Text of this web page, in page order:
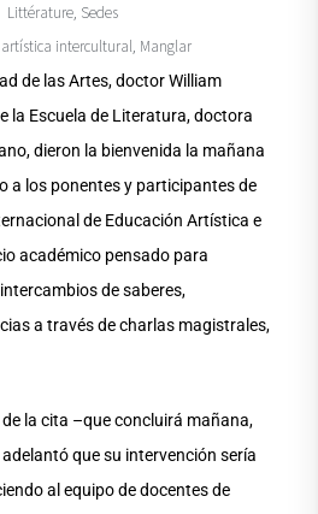
Littérature, Sedes
intercultural, Manglar
de las Artes, doctor William
la Escuela de Literatura, doctora
dieron la bienvenida la mañana
a los ponentes y participantes de
de Educación Artística e
académico pensado para
de saberes,
a través de charlas magistrales,
la cita –que concluirá mañana,
que su intervención sería
al equipo de docentes de